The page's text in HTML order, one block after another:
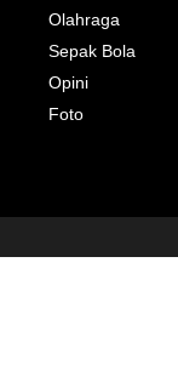
Olahraga
Sepak Bola
Opini
Foto